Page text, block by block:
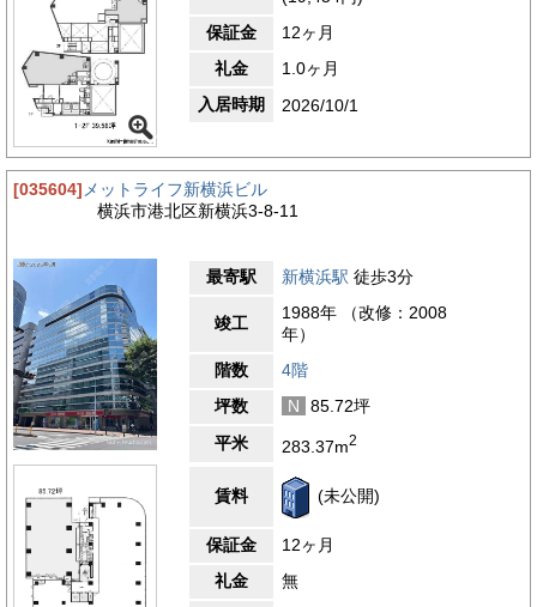
保証金
12ヶ月
礼金
1.0ヶ月
入居時期
2026/10/1
[035604]メットライフ新横浜ビル
横浜市港北区新横浜3-8-11
最寄駅 新横浜駅 徒歩3分
竣工
1988年 （改修：2008
年）
階数
4階
坪数
N
85.72坪
平米
283.37m2
賃料 (未公開)
保証金
12ヶ月
礼金
無